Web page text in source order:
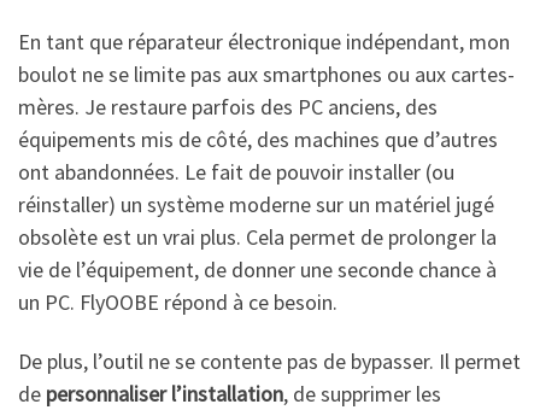
En tant que réparateur électronique indépendant, mon
boulot ne se limite pas aux smartphones ou aux cartes-
mères. Je restaure parfois des PC anciens, des
équipements mis de côté, des machines que d’autres
ont abandonnées. Le fait de pouvoir installer (ou
réinstaller) un système moderne sur un matériel jugé
obsolète est un vrai plus. Cela permet de prolonger la
vie de l’équipement, de donner une seconde chance à
un PC. FlyOOBE répond à ce besoin.
De plus, l’outil ne se contente pas de bypasser. Il permet
de personnaliser l’installation, de supprimer les